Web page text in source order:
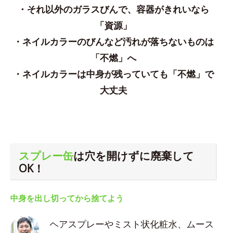
・それ以外のガラスびんで、容器がきれいなら
「資源」
・ネイルカラーのびんなど汚れが落ちないものは
「不燃」へ
・ネイルカラーは中身が残っていても「不燃」で
大丈夫
スプレー缶は穴を開けずに廃棄して
OK！
中身を出し切ってから捨てよう
ヘアスプレーやミスト状化粧水、ムース